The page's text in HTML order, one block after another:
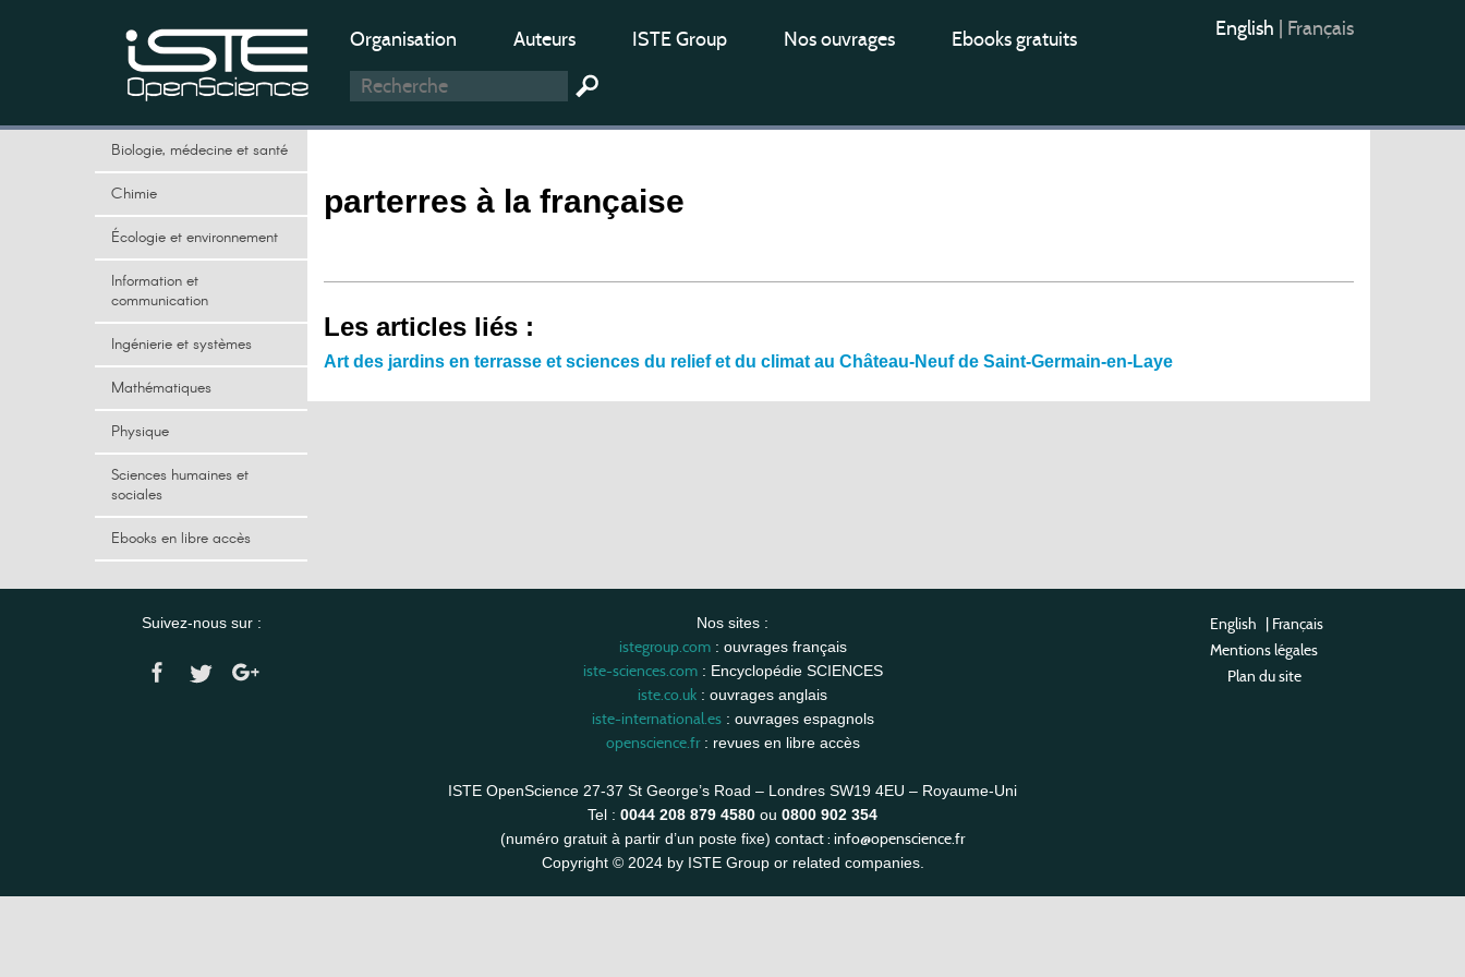
Organisation Auteurs ISTE Group Nos ouvrages Ebooks gratuits English Français
Biologie, médecine et santé
Chimie
Écologie et environnement
Information et
communication
Ingénierie et systèmes
Mathématiques
Physique
Sciences humaines et
sociales
Ebooks en libre accès
parterres à la française
Les articles liés :
Art des jardins en terrasse et sciences du relief et du climat au Château-Neuf de Saint-Germain-en-Laye
Suivez-nous sur : Nos sites :
istegroup.com: ouvrages français
iste-sciences.com: Encyclopédie SCIENCES
iste.co.uk : ouvrages anglais
iste-international.es: ouvrages espagnols
openscience.fr: revues en libre accès
ISTE OpenScience 27-37 St George’s Road – Londres SW19 4EU – Royaume-Uni
Tel : 0044 208 879 4580 ou 0800 902 354
(numéro gratuit à partir d’un poste fixe) contact : info@openscience.fr
Copyright © 2024 by ISTE Group or related companies.
English | Français
Mentions légales
Plan du site